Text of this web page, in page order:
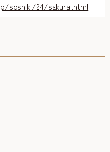
soshiki/24/sakurai.html